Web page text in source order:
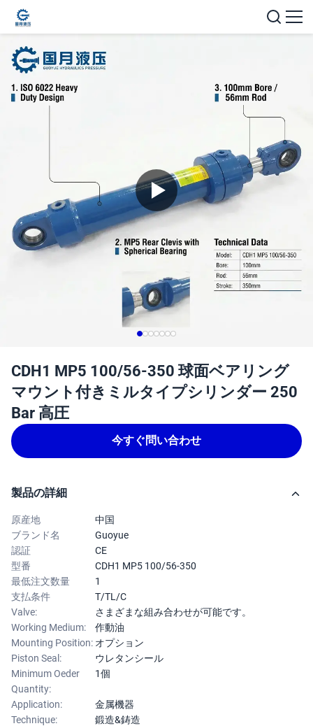
CDH1 MP5 100/56-350 球面ベアリング
マウント付きミルタイプシリンダー 250
Bar 高圧
今すぐ問い合わせ
製品の詳細
原産地
中国
ブランド名
Guoyue
認証
CE
型番
CDH1 MP5 100/56-350
最低注文数量
1
支払条件
T/TL/C
Valve:
さまざまな組み合わせが可能です。
Working Medium:
作動油
Mounting Position: オプション
Piston Seal:
ウレタンシール
Minimum Oeder
Quantity:
1個
Application:
金属機器
Technique:
鍛造&鋳造